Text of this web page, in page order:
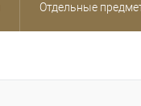
Отдельные